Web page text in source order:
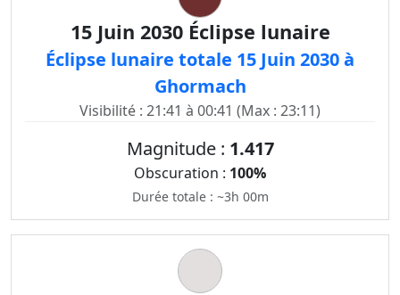
15 Juin 2030 Éclipse lunaire
Éclipse lunaire totale 15 Juin 2030 à
Ghormach
Visibilité : 21:41 à 00:41 (Max : 23:11)
Magnitude : 1.417
Obscuration : 100%
Durée totale : ~3h 00m